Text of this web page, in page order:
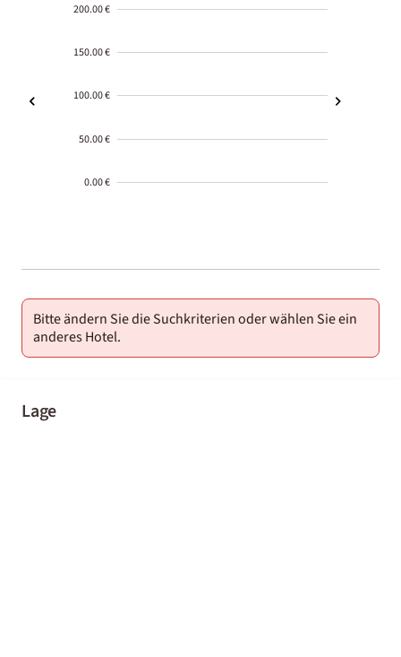
200.00 €
150.00 €
100.00 €
50.00 €
0.00 €
01-02
Bitte ändern Sie die Suchkriterien oder wählen Sie ein
anderes Hotel.
Lage